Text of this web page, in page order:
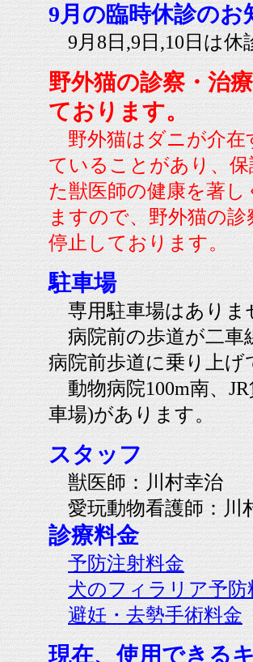
9月の臨時休診のお
9月8日,9日,10日は
野外猫の診察・治
ております。
野外猫はダニが介在
ていることがあり、
た獣医師の健康を著
ますので、野外猫の診
停止しております。
駐車場
専用駐車場はありま
病院前の歩道が二車
病院前歩道に乗り上
動物病院100m南、JR
車場)があります。
スタッフ
獣医師：川村幸治
愛玩動物看護師：川
診療料金
予防注射料金
犬のフィラリア予防
避妊・去勢手術料金
現在、使用できる